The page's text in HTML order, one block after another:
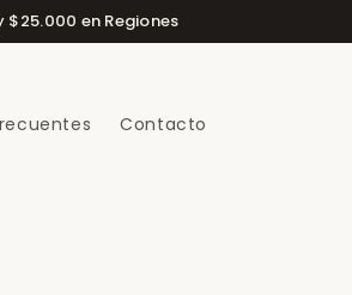
en Regiones
Contacto